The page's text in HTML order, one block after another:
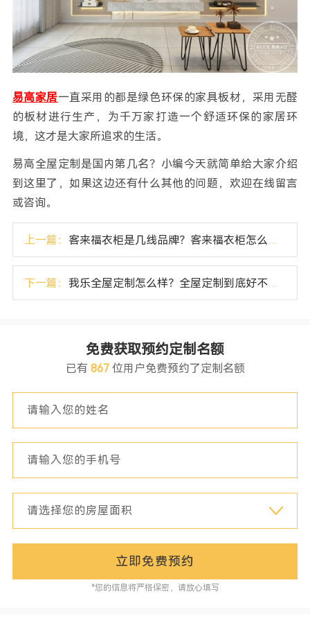
易高家居一直采用的都是绿色环保的家具板材，采用无醛
的板材进行生产，为千万家打造一个舒适环保的家居环
境，这才是大家所追求的生活。
易高全屋定制是国内第几名？小编今天就简单给大家介绍
到这里了，如果这边还有什么其他的问题，欢迎在线留言
或咨询。
上一篇： 客来福衣柜是几线品牌？客来福衣柜怎么样？
下一篇：我乐全屋定制怎么样？全屋定制到底好不好？
免费获取预约定制名额
已有 867位用户免费预约了定制名额
立即免费预约
*您的信息将严格保密，请放心填写